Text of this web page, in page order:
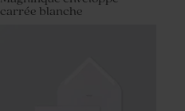
carrée blanche